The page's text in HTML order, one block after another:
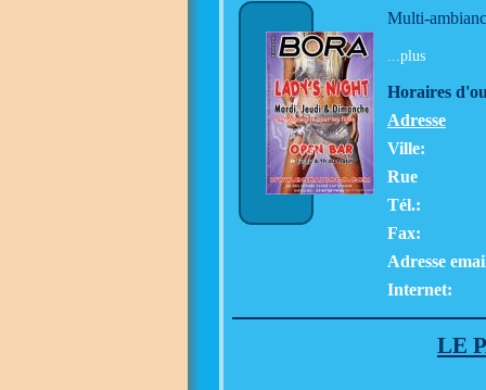
Multi-
...plus
Horaires
Adresse
Ville:
Rue
Tél.:
Fax:
Adresse
Internet:
LE